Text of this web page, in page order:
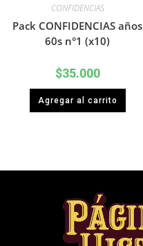
CONFIDENCIAS
Pack CONFIDENCIAS años
60s n°1 (x10)
$35.000
Agregar al carrito